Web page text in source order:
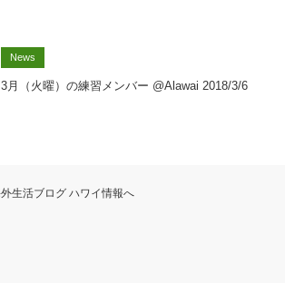
News
3月（火曜）の練習メンバー @Alawai 2018/3/6